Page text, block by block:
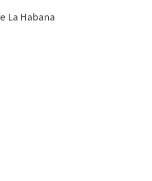
La Habana